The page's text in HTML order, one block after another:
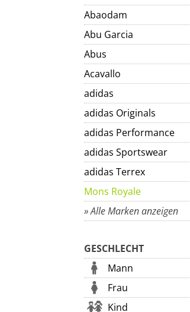
Abaodam
Abu Garcia
Abus
Acavallo
adidas
adidas Originals
adidas Performance
adidas Sportswear
adidas Terrex
Mons Royale
» Alle Marken anzeigen
GESCHLECHT
Mann
Frau
Kind